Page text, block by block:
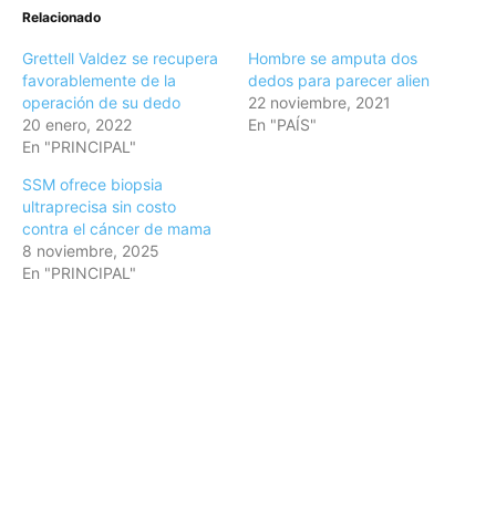
Relacionado
Grettell Valdez se recupera
favorablemente de la
operación de su dedo
20 enero, 2022
En "PRINCIPAL"
Hombre se amputa dos
dedos para parecer alien
22 noviembre, 2021
En "PAÍS"
SSM ofrece biopsia
ultraprecisa sin costo
contra el cáncer de mama
8 noviembre, 2025
En "PRINCIPAL"